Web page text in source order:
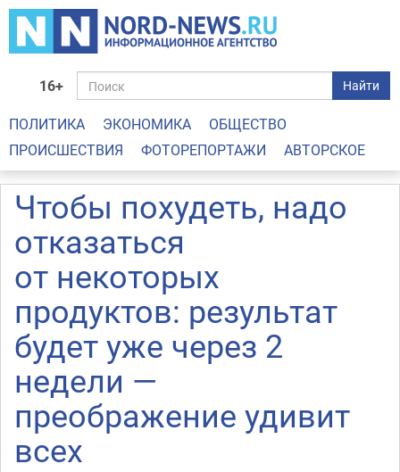
16+ Найти
ПОЛИТИКА ЭКОНОМИКА
ОБЩЕСТВО
ПРОИСШЕСТВИЯ
ФОТОРЕПОРТАЖИ АВТОРСКОЕ
Чтобы похудеть, надо
отказаться
от некоторых
продуктов: результат
будет уже через 2
недели —
преображение удивит
всех